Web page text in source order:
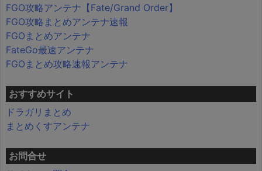
FGO攻略アンテナ【Fate/Grand Order】
FGO攻略まとめアンテナ速報
FGOまとめアンテナ
FateGo最速アンテナ
FGOまとめ攻略速報アンテナ
おすすめサイト
ドラガリまとめ
まとめくすアンテナ
お問合せ